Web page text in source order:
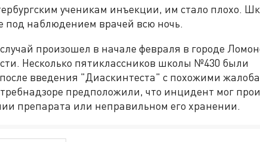
ученикам инъекции, им стало плохо.
под наблюдением врачей всю ночь.
произошел в начале февраля в городе
Несколько пятиклассников школы №430 были
введения "Диаскинтеста" с похожими
предположили, что инцидент мог
препарата или неправильном его хранении.